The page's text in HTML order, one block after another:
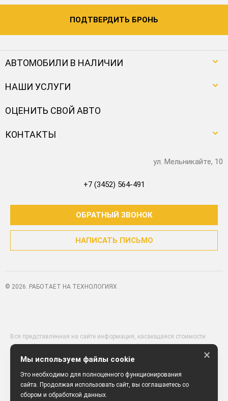
ПОДТВЕРДИТЬ БРОНЬ
АВТОМОБИЛИ В НАЛИЧИИ
НАШИ УСЛУГИ
ОЦЕНИТЬ СВОЙ АВТО
КОНТАКТЫ
ул. Мельникайте, 10
© 2026. РАБОТАЕТ НА ТЕХНОЛОГИЯХ
+7 (3452) 564-491
ОБРАТНЫЙ ЗВОНОК
НАПИСАТЬ ПИСЬМО
Вся представленная на сайте информация, касающаяся стоимости
автомобилей, аксессуаров* и сервисного обслуживания, носит
информационный характер и не является публичной офертой,
подробной информации обращайтесь в наши автосалоны.
Опубликованная на данном сайте информация может быть изменена
в любое время без предварительного уведомления. * Стоимость
Мы используем файлы cookie
Это необходимо для полноценного функционирования
сайта. Продолжая использовать сайт, вы соглашаетесь со
сбором и обработкой данных.
×